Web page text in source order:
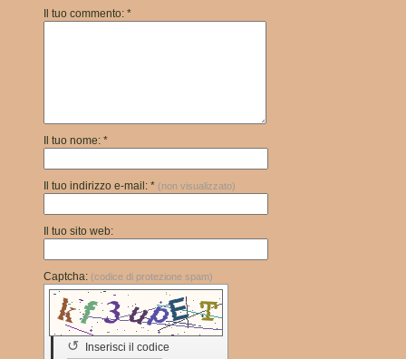
Il tuo commento: *
Il tuo nome: *
Il tuo indirizzo e-mail: * (non visualizzato)
Il tuo sito web:
Captcha: (codice di protezione spam)
Inserisci il codice
↺